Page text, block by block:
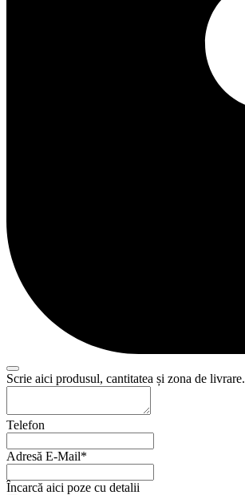
Scrie aici produsul, cantitatea și zona de livrare.
Telefon
Adresă E-Mail*
Încarcă aici poze cu detalii